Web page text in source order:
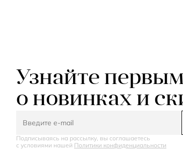
Узнайте
о новинках и
Подписываясь на рассылку, вы соглашаетесь
с условиями нашей Политики конфиденциальности